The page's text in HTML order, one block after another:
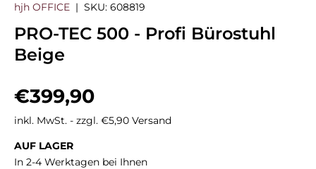
hjh OFFICE | SKU: 608819
PRO-TEC 500 - Profi Bürostuhl
Beige
Normaler Preis
€399,90
inkl. MwSt. - zzgl. €5,90 Versand
AUF LAGER
In 2-4 Werktagen bei Ihnen